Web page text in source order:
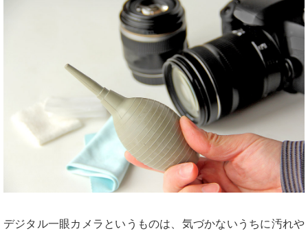
デジタル一眼カメラというものは、気づかないうちに汚れや